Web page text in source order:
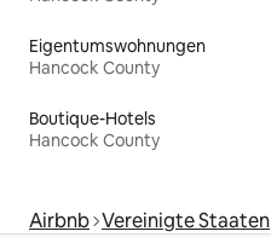
Eigentumswohnungen
Hancock County
Boutique-Hotels
Hancock County
Airbnb Vereinigte Staaten